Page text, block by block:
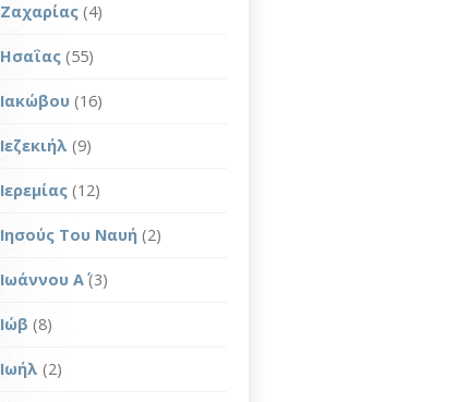
Ζαχαρίας (4)
Ησαΐας (55)
Ιακώβου (16)
Ιεζεκιήλ (9)
Ιερεμίας (12)
Ιησούς Του Ναυή (2)
Ιωάννου Α΄(3)
Ιώβ (8)
Ιωήλ (2)